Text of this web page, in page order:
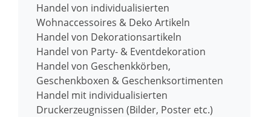
Handel von individualisierten
Wohnaccessoires & Deko Artikeln
Handel von Dekorationsartikeln
Handel von Party- & Eventdekoration
Handel von Geschenkkörben,
Geschenkboxen & Geschenksortimenten
Handel mit individualisierten
Druckerzeugnissen (Bilder, Poster etc.)